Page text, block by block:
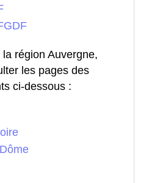
région Auvergne,
les pages des
ci-dessous :